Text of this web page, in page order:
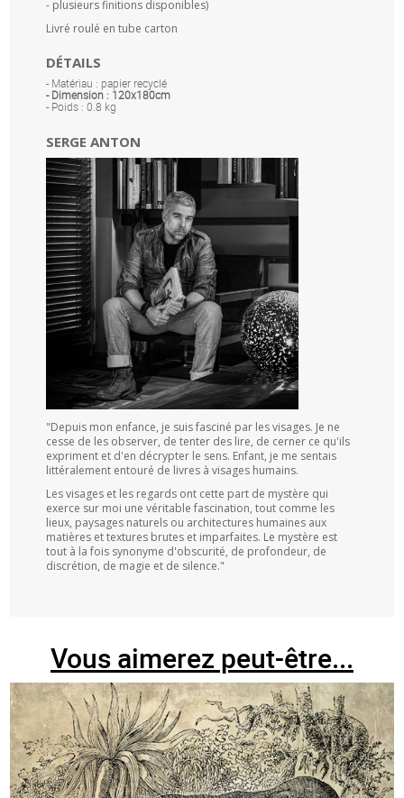
- plusieurs finitions disponibles)
Livré roulé en tube carton
DÉTAILS
- Matériau : papier recyclé
- Dimension : 120x180cm
- Poids : 0.8 kg
SERGE ANTON
"Depuis mon enfance, je suis fasciné par les visages. Je ne
cesse de les observer, de tenter des lire, de cerner ce qu'ils
expriment et d'en décrypter le sens. Enfant, je me sentais
littéralement entouré de livres à visages humains.
Les visages et les regards ont cette part de mystère qui
exerce sur moi une véritable fascination, tout comme les
lieux, paysages naturels ou architectures humaines aux
matières et textures brutes et imparfaites. Le mystère est
tout à la fois synonyme d'obscurité, de profondeur, de
discrétion, de magie et de silence."
Vous aimerez peut-être...